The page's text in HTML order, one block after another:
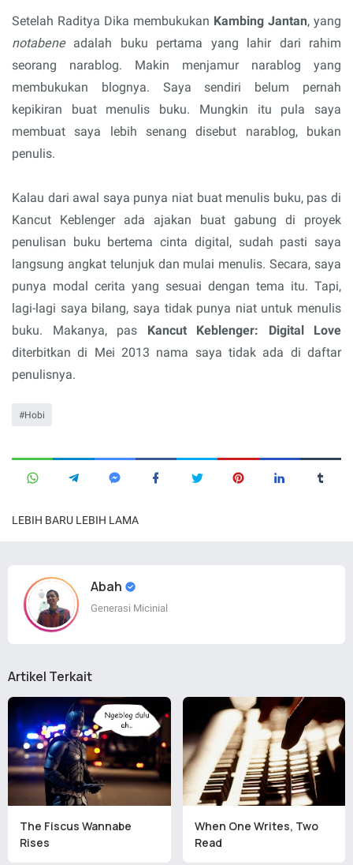
Setelah Raditya Dika membukukan Kambing Jantan, yang
notabene adalah buku pertama yang lahir dari rahim
seorang narablog. Makin menjamur narablog yang
membukukan blognya. Saya sendiri belum pernah
kepikiran buat menulis buku. Mungkin itu pula saya
membuat saya lebih senang disebut narablog, bukan
penulis.
Kalau dari awal saya punya niat buat menulis buku, pas di
Kancut Keblenger ada ajakan buat gabung di proyek
penulisan buku bertema cinta digital, sudah pasti saya
langsung angkat telunjuk dan mulai menulis. Secara, saya
punya modal cerita yang sesuai dengan tema itu. Tapi,
lagi-lagi saya bilang, saya tidak punya niat untuk menulis
buku. Makanya, pas Kancut Keblenger: Digital Love
diterbitkan di Mei 2013 nama saya tidak ada di daftar
penulisnya.
Hobi
LEBIH BARU LEBIH LAMA
Abah
Generasi Micinial
Artikel Terkait
The Fiscus Wannabe
Rises
When One Writes, Two
Read